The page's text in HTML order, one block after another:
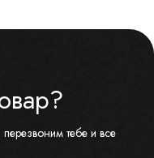
тебе и все